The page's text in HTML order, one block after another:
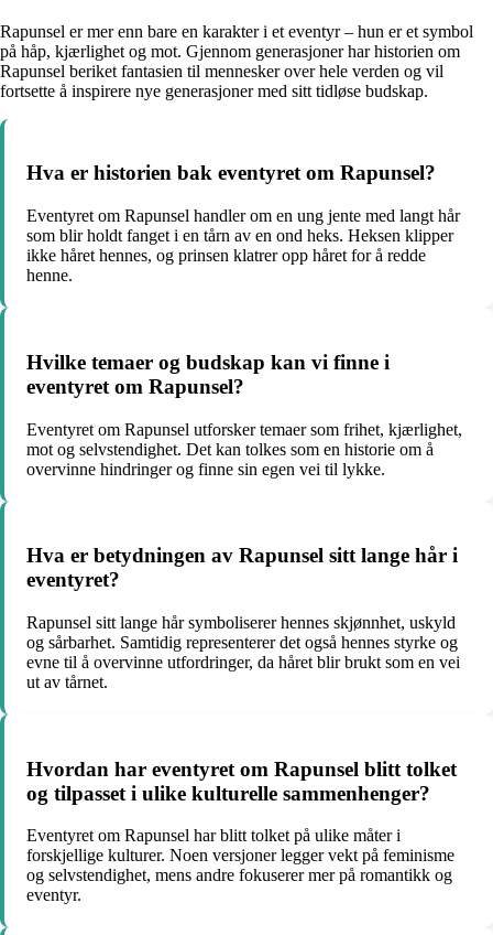
Rapunsel er mer enn bare en karakter i et eventyr – hun er et symbol
på håp, kjærlighet og mot. Gjennom generasjoner har historien om
Rapunsel beriket fantasien til mennesker over hele verden og vil
fortsette å inspirere nye generasjoner med sitt tidløse budskap.
Hva er historien bak eventyret om Rapunsel?
Eventyret om Rapunsel handler om en ung jente med langt hår
som blir holdt fanget i en tårn av en ond heks. Heksen klipper
ikke håret hennes, og prinsen klatrer opp håret for å redde
henne.
Hvilke temaer og budskap kan vi finne i
eventyret om Rapunsel?
Eventyret om Rapunsel utforsker temaer som frihet, kjærlighet,
mot og selvstendighet. Det kan tolkes som en historie om å
overvinne hindringer og finne sin egen vei til lykke.
Hva er betydningen av Rapunsel sitt lange hår i
eventyret?
Rapunsel sitt lange hår symboliserer hennes skjønnhet, uskyld
og sårbarhet. Samtidig representerer det også hennes styrke og
evne til å overvinne utfordringer, da håret blir brukt som en vei
ut av tårnet.
Hvordan har eventyret om Rapunsel blitt tolket
og tilpasset i ulike kulturelle sammenhenger?
Eventyret om Rapunsel har blitt tolket på ulike måter i
forskjellige kulturer. Noen versjoner legger vekt på feminisme
og selvstendighet, mens andre fokuserer mer på romantikk og
eventyr.